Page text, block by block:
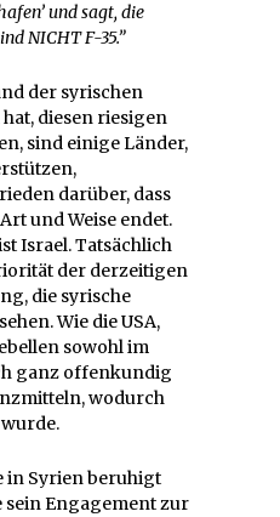
und sagt, die
NICHT F-35.”
der syrischen
diesen riesigen
sind einige Länder,
darüber, dass
und Weise endet.
Israel. Tatsächlich
der derzeitigen
die syrische
Wie die USA,
sowohl im
ganz offenkundig
wodurch
in Syrien beruhigt
sein Engagement zur